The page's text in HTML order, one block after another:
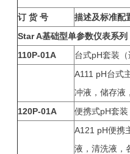
订 货 号
描述及标准配
Star A基础型单参数仪表系列
110P-01A
台式pH套装（
A111 pH台式
冲液，储存液
120P-01A
便携式pH套装
A121 pH便携
液，清洗液，